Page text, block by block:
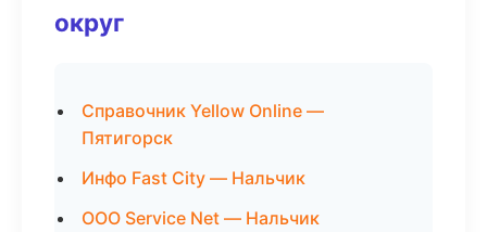
округ
Справочник Yellow Online —
Пятигорск
Инфо Fast City — Нальчик
ООО Service Net — Нальчик